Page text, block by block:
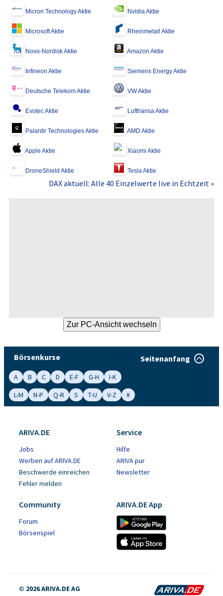
Micron Technology Aktie Nvidia Aktie
Microsoft Aktie Rheinmetall Aktie
Novo-Nordisk Aktie Amazon Aktie
Infineon Aktie Siemens Energy Aktie
Deutsche Telekom Aktie VW Aktie
Evotec Aktie Lufthansa Aktie
Palantir Technologies Aktie AMD Aktie
Apple Aktie Xiaomi Aktie
DroneShield Aktie Tesla Aktie
DAX aktuell: Alle 40 Einzelwerte live in Echtzeit »
Börsenkurse Seitenanfang
A B C D E-F G-H
I-K
L-M
N-P Q-R S T-U V-Z #
ARIVA.DE
Jobs
Werben auf ARIVA.DE
Beschwerde einreichen
Fehler melden
Service
Hilfe
ARIVA pur
Newsletter
Community
Forum
Börsenspiel
ARIVA.DE App
© 2026 ARIVA.DE AG